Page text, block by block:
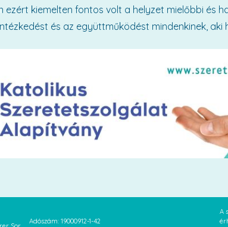
ezért kiemelten fontos volt a helyzet mielőbbi és
és az együttműködést mindenkinek,
Adószám: 19000912-1-42
A